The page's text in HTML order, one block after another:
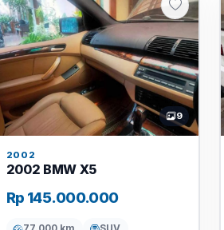
9
2002
2002 BMW X5
Rp 145.000.000